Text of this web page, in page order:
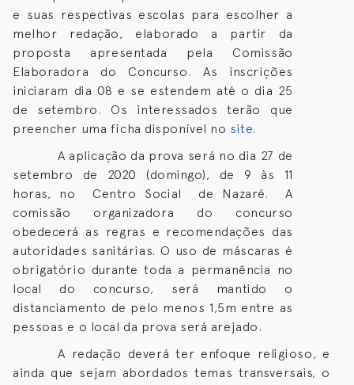
e suas respectivas escolas para escolher a
melhor redação, elaborado a partir da
proposta apresentada pela Comissão
Elaboradora do Concurso. As inscrições
iniciaram dia 08 e se estendem até o dia 25
de setembro. Os interessados terão que
preencher uma ficha disponível no site.
A aplicação da prova será no dia 27 de
setembro de 2020 (domingo), de 9 às 11
horas, no Centro Social de Nazaré. A
comissão organizadora do concurso
obedecerá as regras e recomendações das
autoridades sanitárias. O uso de máscaras é
obrigatório durante toda a permanência no
local do concurso, será mantido o
distanciamento de pelo menos 1,5m entre as
pessoas e o local da prova será arejado.
A redação deverá ter enfoque religioso, e
ainda que sejam abordados temas transversais, o